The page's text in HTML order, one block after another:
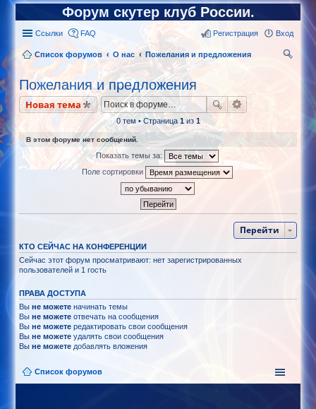
Форум скутер клуб России.
Ссылки FAQ Вход
Регистрация
Список форумов О нас
Пожелания и предложения
Пожелания и предложения
Новая тема
0 тем • Страница 1из 1
В этом форуме нет сообщений.
Показать темы за:
Поле сортировки
Перейти
КТО СЕЙЧАС НА КОНФЕРЕНЦИИ
Сейчас этот форум просматривают: нет зарегистрированных
пользователей и 1 гость
ПРАВА ДОСТУПА
Выне можете начинать темы
Выне можете отвечать на сообщения
Выне можете редактировать свои сообщения
Выне можете удалять свои сообщения
Выне можете добавлять вложения
Список форумов